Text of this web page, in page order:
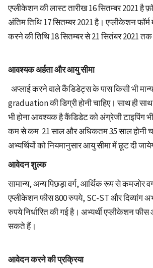
एप्लीकेशन की लास्ट तारीख 16 सितम्बर 2021 है
अंतिम तिथि 17 सितम्बर 2021 है। एप्लीकेशन
करने की तिथि 18 सितम्बर से 21 सितंबर 2021
आवश्यक अर्हता और आयु सीमा
अप्लाई करने वाले कैंडिडेट्स के पास किसी भी
graduation की डिग्री होनी चाहिए। साथ ही
भी होना आवश्यक है कैंडिडेट को अंग्रेजी टाइपिंग
कम से कम 21 साल और अधिकतम 35 साल होनी
अभ्यर्थियों को नियमानुसार आयु सीमा में छूट दी
आवेदन शुल्क
सामान्य, अन्य पिछड़ा वर्ग, आर्थिक रूप से कमजोर
एप्लीकेशन फीस 800 रुपये, SC-ST और दिव्यांग
रुपये निर्धारित की गई है। अभ्यर्थी एप्लीकेशन
सकते हैं।
आवेदन करने की प्रक्रिया